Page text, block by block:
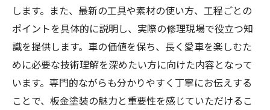
します。また、最新の工具や素材の使い方、工程ごとの
ポイントを具体的に説明し、実際の修理現場で役立つ知
識を提供します。車の価値を保ち、長く愛車を楽しむた
めに必要な技術理解を深めたい方に向けた内容となって
います。専門的ながらも分かりやすく丁寧にお伝えする
ことで、板金塗装の魅力と重要性を感じていただけるこ